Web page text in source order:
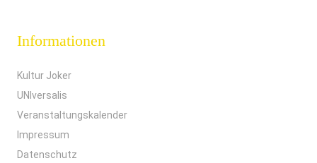
Informationen
Kultur Joker
UNIversalis
Veranstaltungskalender
Impressum
Datenschutz